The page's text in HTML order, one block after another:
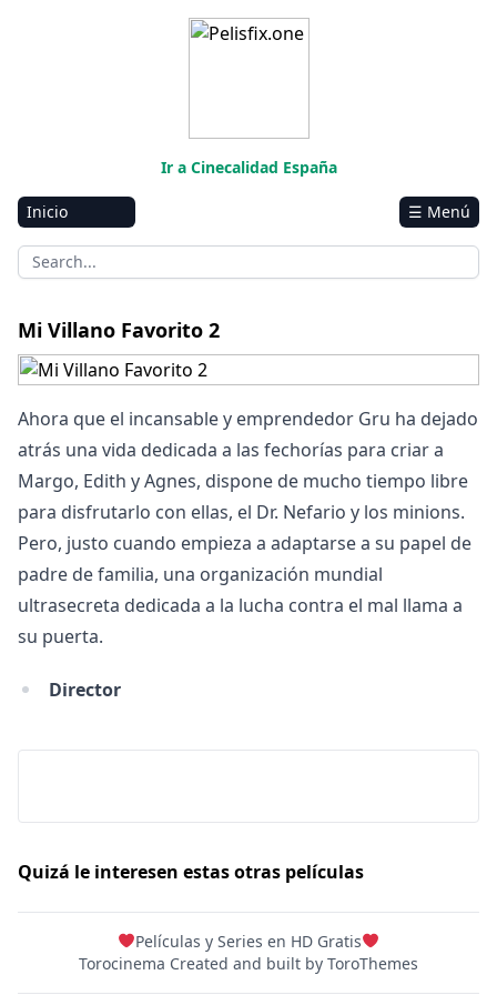
Ir a Cinecalidad España
Inicio
Amazon
Netflix
Disney+
HBO-Max
Marvel
Vix+Original
Hulu
Apple tv+
DC
Peacock
☰ Menú
Mi Villano Favorito 2
Ahora que el incansable y emprendedor Gru ha dejado
atrás una vida dedicada a las fechorías para criar a
Margo, Edith y Agnes, dispone de mucho tiempo libre
para disfrutarlo con ellas, el Dr. Nefario y los minions.
Pero, justo cuando empieza a adaptarse a su papel de
padre de familia, una organización mundial
ultrasecreta dedicada a la lucha contra el mal llama a
su puerta.
Director
Quizá le interesen estas otras películas
Películas y Series en HD Gratis
Torocinema Created and built by ToroThemes